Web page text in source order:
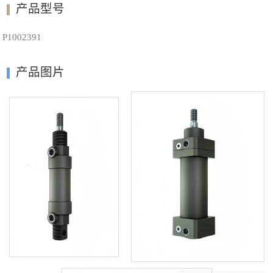
产品型号
P1002391
产品图片